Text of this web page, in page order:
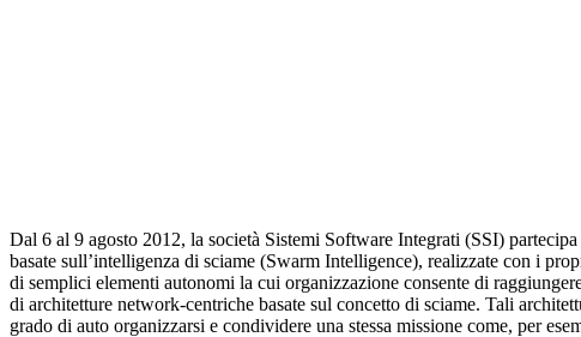
Dal 6 al 9 agosto 2012, la società Sistemi Software Integrati (SSI)
basate sull’intelligenza di sciame (Swarm Intelligence), realizzate con i
di semplici elementi autonomi la cui organizzazione consente di
di architetture network-centriche basate sul concetto di sciame. Tali
grado di auto organizzarsi e condividere una stessa missione come, per